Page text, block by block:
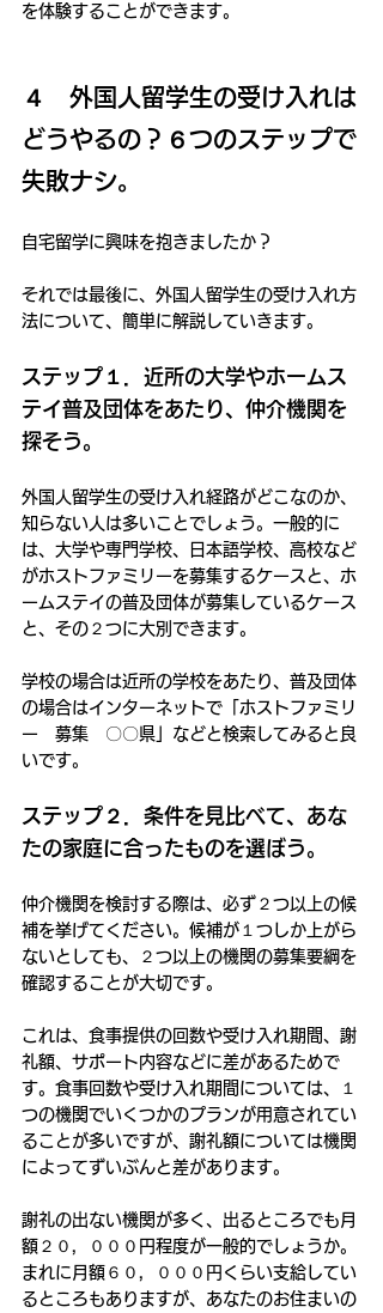
を体験することができます。
４　外国人留学生の受け入れは
どうやるの？６つのステップで
失敗ナシ。
自宅留学に興味を抱きましたか？
それでは最後に、外国人留学生の受け入れ方
法について、簡単に解説していきます。
ステップ１．近所の大学やホームス
テイ普及団体をあたり、仲介機関を
探そう。
外国人留学生の受け入れ経路がどこなのか、
知らない人は多いことでしょう。一般的に
は、大学や専門学校、日本語学校、高校など
がホストファミリーを募集するケースと、ホ
ームステイの普及団体が募集しているケース
と、その２つに大別できます。
学校の場合は近所の学校をあたり、普及団体
の場合はインターネットで「ホストファミリ
ー　募集　〇〇県」などと検索してみると良
いです。
ステップ２．条件を見比べて、あな
たの家庭に合ったものを選ぼう。
仲介機関を検討する際は、必ず２つ以上の候
補を挙げてください。候補が１つしか上がら
ないとしても、２つ以上の機関の募集要綱を
確認することが大切です。
これは、食事提供の回数や受け入れ期間、謝
礼額、サポート内容などに差があるためで
す。食事回数や受け入れ期間については、１
つの機関でいくつかのプランが用意されてい
ることが多いですが、謝礼額については機関
によってずいぶんと差があります。
謝礼の出ない機関が多く、出るところでも月
額２０，０００円程度が一般的でしょうか。
まれに月額６０，０００円くらい支給してい
るところもありますが、あなたのお住まいの